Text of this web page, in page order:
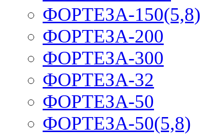
ФОРТЕЗА-150(5,8)
ФОРТЕЗА-200
ФОРТЕЗА-300
ФОРТЕЗА-32
ФОРТЕЗА-50
ФОРТЕЗА-50(5,8)